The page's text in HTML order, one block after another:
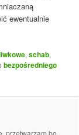
ewentualnie
,schab,
bezpośredniego
przetwarzam bo